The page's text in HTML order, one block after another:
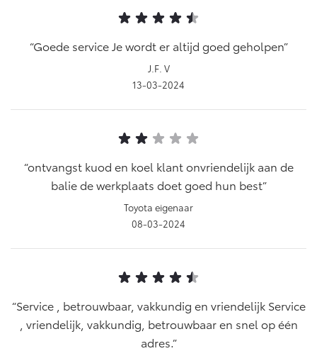
Goede service Je wordt er altijd goed geholpen
J.F. V
13-03-2024
ontvangst kuod en koel klant onvriendelijk aan de
balie de werkplaats doet goed hun best
Toyota eigenaar
08-03-2024
Service , betrouwbaar, vakkundig en vriendelijk Service
, vriendelijk, vakkundig, betrouwbaar en snel op één
adres.